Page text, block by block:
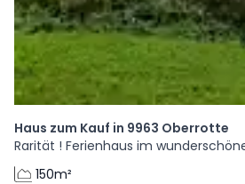
Haus zum Kauf in 9963 Oberrotte
Rarität ! Ferienhaus im
150m²